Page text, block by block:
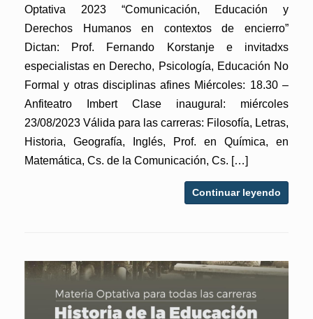
Optativa 2023 “Comunicación, Educación y
Derechos Humanos en contextos de encierro”
Dictan: Prof. Fernando Korstanje e invitadxs
especialistas en Derecho, Psicología, Educación No
Formal y otras disciplinas afines Miércoles: 18.30 –
Anfiteatro Imbert Clase inaugural: miércoles
23/08/2023 Válida para las carreras: Filosofía, Letras,
Historia, Geografía, Inglés, Prof. en Química, en
Matemática, Cs. de la Comunicación, Cs. […]
Continuar leyendo